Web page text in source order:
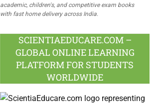
academic, children's, and competitive exam books
with fast home delivery across India.
SCIENTIAEDUCARE.COM –
GLOBAL ONLINE LEARNING
PLATFORM FOR STUDENTS
WORLDWIDE